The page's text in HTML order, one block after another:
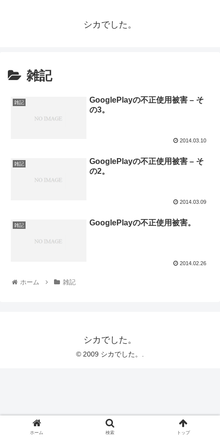
シカでした。
雑記
雑記
GooglePlayの不正使用被害 – そ
の3。
2014.03.10
雑記
GooglePlayの不正使用被害 – そ
の2。
2014.03.09
雑記 GooglePlayの不正使用被害。
2014.02.26
ホーム 雑記
シカでした。
© 2009 シカでした。.
ホーム 検索 トップ